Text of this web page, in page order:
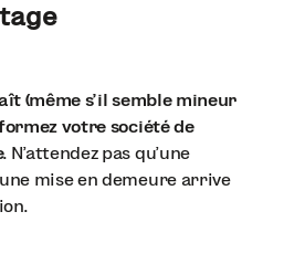
(même s’il semble mineur
votre société de
. N’attendez pas qu’une
mise en demeure arrive